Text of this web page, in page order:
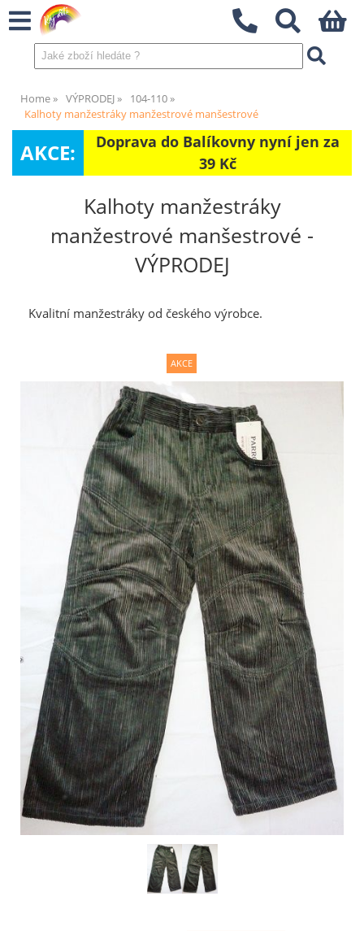
Home VÝPRODEJ
104-110
Kalhoty manžestráky manžestrové manšestrové
AKCE:
Doprava do Balíkovny nyní jen za
39 Kč
Kalhoty manžestráky
manžestrové manšestrové -
VÝPRODEJ
Kvalitní manžestráky od českého výrobce.